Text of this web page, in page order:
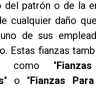
del patrón o de la
cualquier daño
de sus
Estas fianzas
como "
" o "Fianzas